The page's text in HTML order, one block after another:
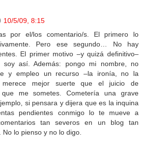
10/5/09, 8:15
por el/los comentario/s. El primero lo
Pero ese segundo… No hay
El primer motivo –y quizá definitivo–
así. Además: pongo mi nombre, no
y empleo un recurso –la ironía, no la
merece mejor suerte que el juicio de
me sometes. Cometería una grave
si pensara y dijera que es la inquina
pendientes conmigo lo te mueve a
tan severos en un blog tan
lo pienso y no lo digo.